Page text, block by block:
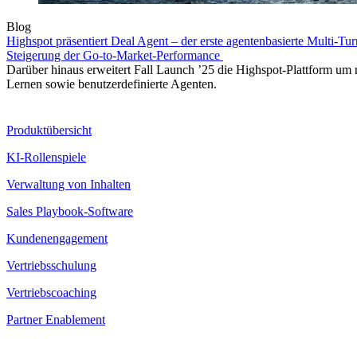
Blog
Highspot präsentiert Deal Agent – der erste agentenbasierte Multi-
Steigerung der Go-to-Market-Performance
Darüber hinaus erweitert Fall Launch ’25 die Highspot-Plattform um
Lernen sowie benutzerdefinierte Agenten.
Produktübersicht
KI-Rollenspiele
Verwaltung von Inhalten
Sales Playbook-Software
Kundenengagement
Vertriebsschulung
Vertriebscoaching
Partner Enablement